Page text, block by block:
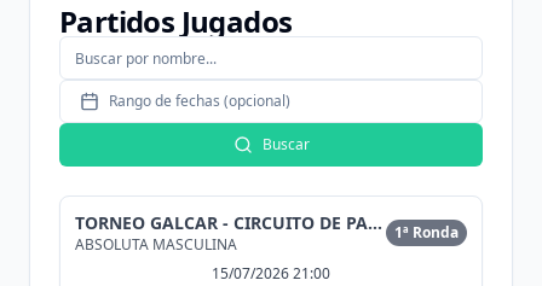
Partidos Jugados
Rango de fechas (opcional)
Buscar
TORNEO GALCAR - CIRCUITO DE PADEL DE CONCESIONARIO
ABSOLUTA MASCULINA
1ª Ronda
15/07/2026 21:00